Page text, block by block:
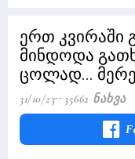
ერთ კვირაში
მინდოდა
ცოლად...
31/10/23 35662 Ნახვა